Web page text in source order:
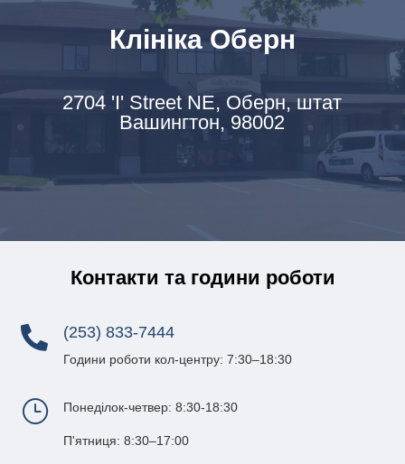
Клініка Оберн
2704 'I' Street NE, Оберн, штат
Вашингтон, 98002
Контакти та години роботи
 (253) 833-7444
Години роботи кол-центру: 7:30–18:30
} Понеділок-четвер: 8:30-18:30
П'ятниця: 8:30–17:00